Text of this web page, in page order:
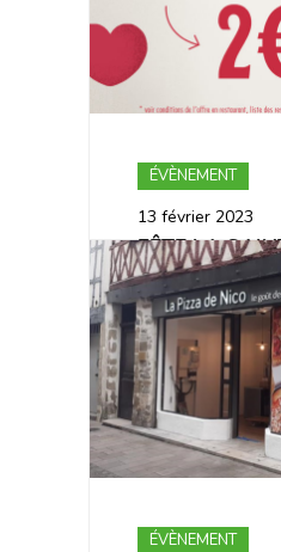
ÉVÈNEMENT
13 février 2023
FÊTE LA
VALENTIN
PIZZA DE
ÉVÈNEMENT